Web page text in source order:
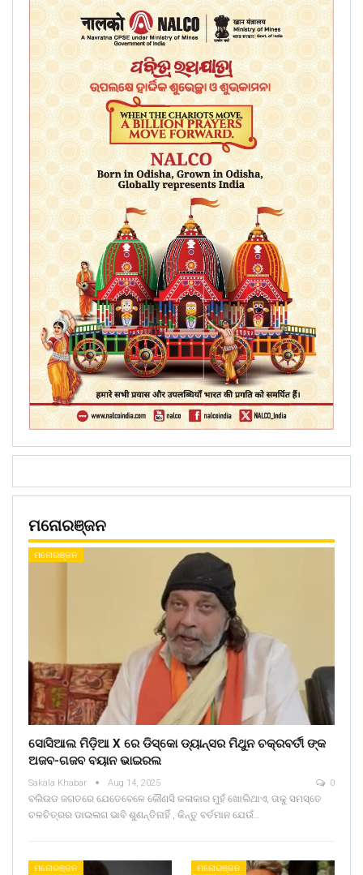
ମନୋରଞ୍ଜନ
ମନୋରଞ୍ଜନ
ସୋସିଆଲ ମିଡ଼ିଆ X ରେ ଡିସ୍କୋ ଡ୍ୟାନ୍ସର ମିଥୁନ ଚକ୍ରବର୍ତୀ ଙ୍କ
ଅଜବ-ଗଜବ ବୟାନ ଭାଇରଲ
Sakala Khabar Aug 14, 2025 0
ବଲିଉଡ ଜଗତରେ ଯେତେବେଳେ କୌଣସି କଳାକାର ମୁହଁ ଖୋଲିଥାଏ, ତାକୁ ସମସ୍ତେ
ଚଳଚିତ୍ରର ଡାଇଲଗ ଭାବି ଶୁଣନ୍ତିନାହିଁ , କିନ୍ତୁ ବର୍ତମାନ ଯେଉଁ…
ମନୋରଞ୍ଜନ ମନୋରଞ୍ଜନ